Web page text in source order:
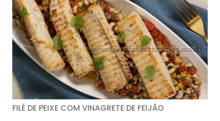
FILÉ DE PEIXE COM VINAGRETE DE FEIJÃO